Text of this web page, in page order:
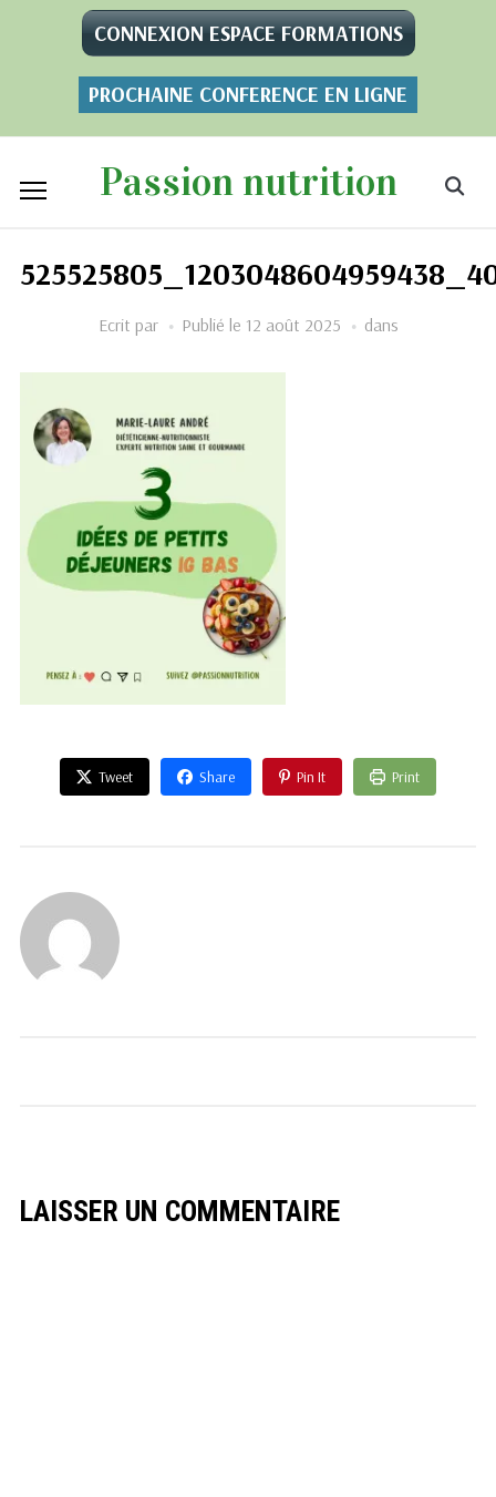
CONNEXION ESPACE FORMATIONS
PROCHAINE CONFERENCE EN LIGNE
Passion nutrition
Ecrit par Publié le 12 août 2025 dans
Tweet Share Pin It Print
LAISSER UN COMMENTAIRE